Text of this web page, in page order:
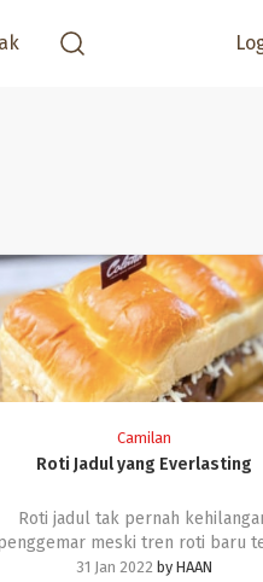
Camilan
Roti Jadul yang Everlasting
Roti jadul tak pernah
meski tren roti baru
bermunculan.
31 Jan 2022 by HAAN